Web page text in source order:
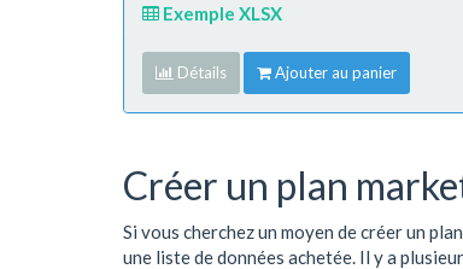
Exemple XLSX
Détails Ajouter au panier
Créer un plan
Si vous cherchez un moyen de créer un
une liste de données achetée. Il y a